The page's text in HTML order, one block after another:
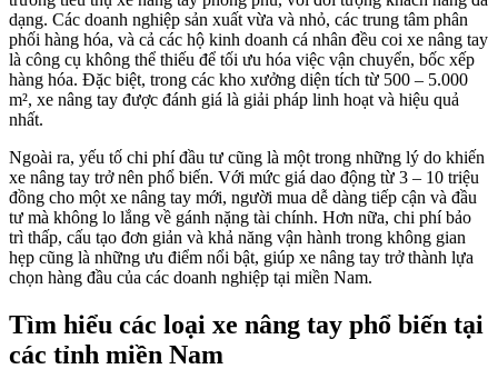
dạng. Các doanh nghiệp sản xuất vừa và nhỏ, các trung tâm phân
phối hàng hóa, và cả các hộ kinh doanh cá nhân đều coi xe nâng tay
là công cụ không thể thiếu để tối ưu hóa việc vận chuyển, bốc xếp
hàng hóa. Đặc biệt, trong các kho xưởng diện tích từ 500 – 5.000
m², xe nâng tay được đánh giá là giải pháp linh hoạt và hiệu quả
nhất.
Ngoài ra, yếu tố chi phí đầu tư cũng là một trong những lý do khiến
xe nâng tay trở nên phổ biến. Với mức giá dao động từ 3 – 10 triệu
đồng cho một xe nâng tay mới, người mua dễ dàng tiếp cận và đầu
tư mà không lo lắng về gánh nặng tài chính. Hơn nữa, chi phí bảo
trì thấp, cấu tạo đơn giản và khả năng vận hành trong không gian
hẹp cũng là những ưu điểm nổi bật, giúp xe nâng tay trở thành lựa
chọn hàng đầu của các doanh nghiệp tại miền Nam.
Tìm hiểu các loại xe nâng tay phổ biến tại
các tỉnh miền Nam